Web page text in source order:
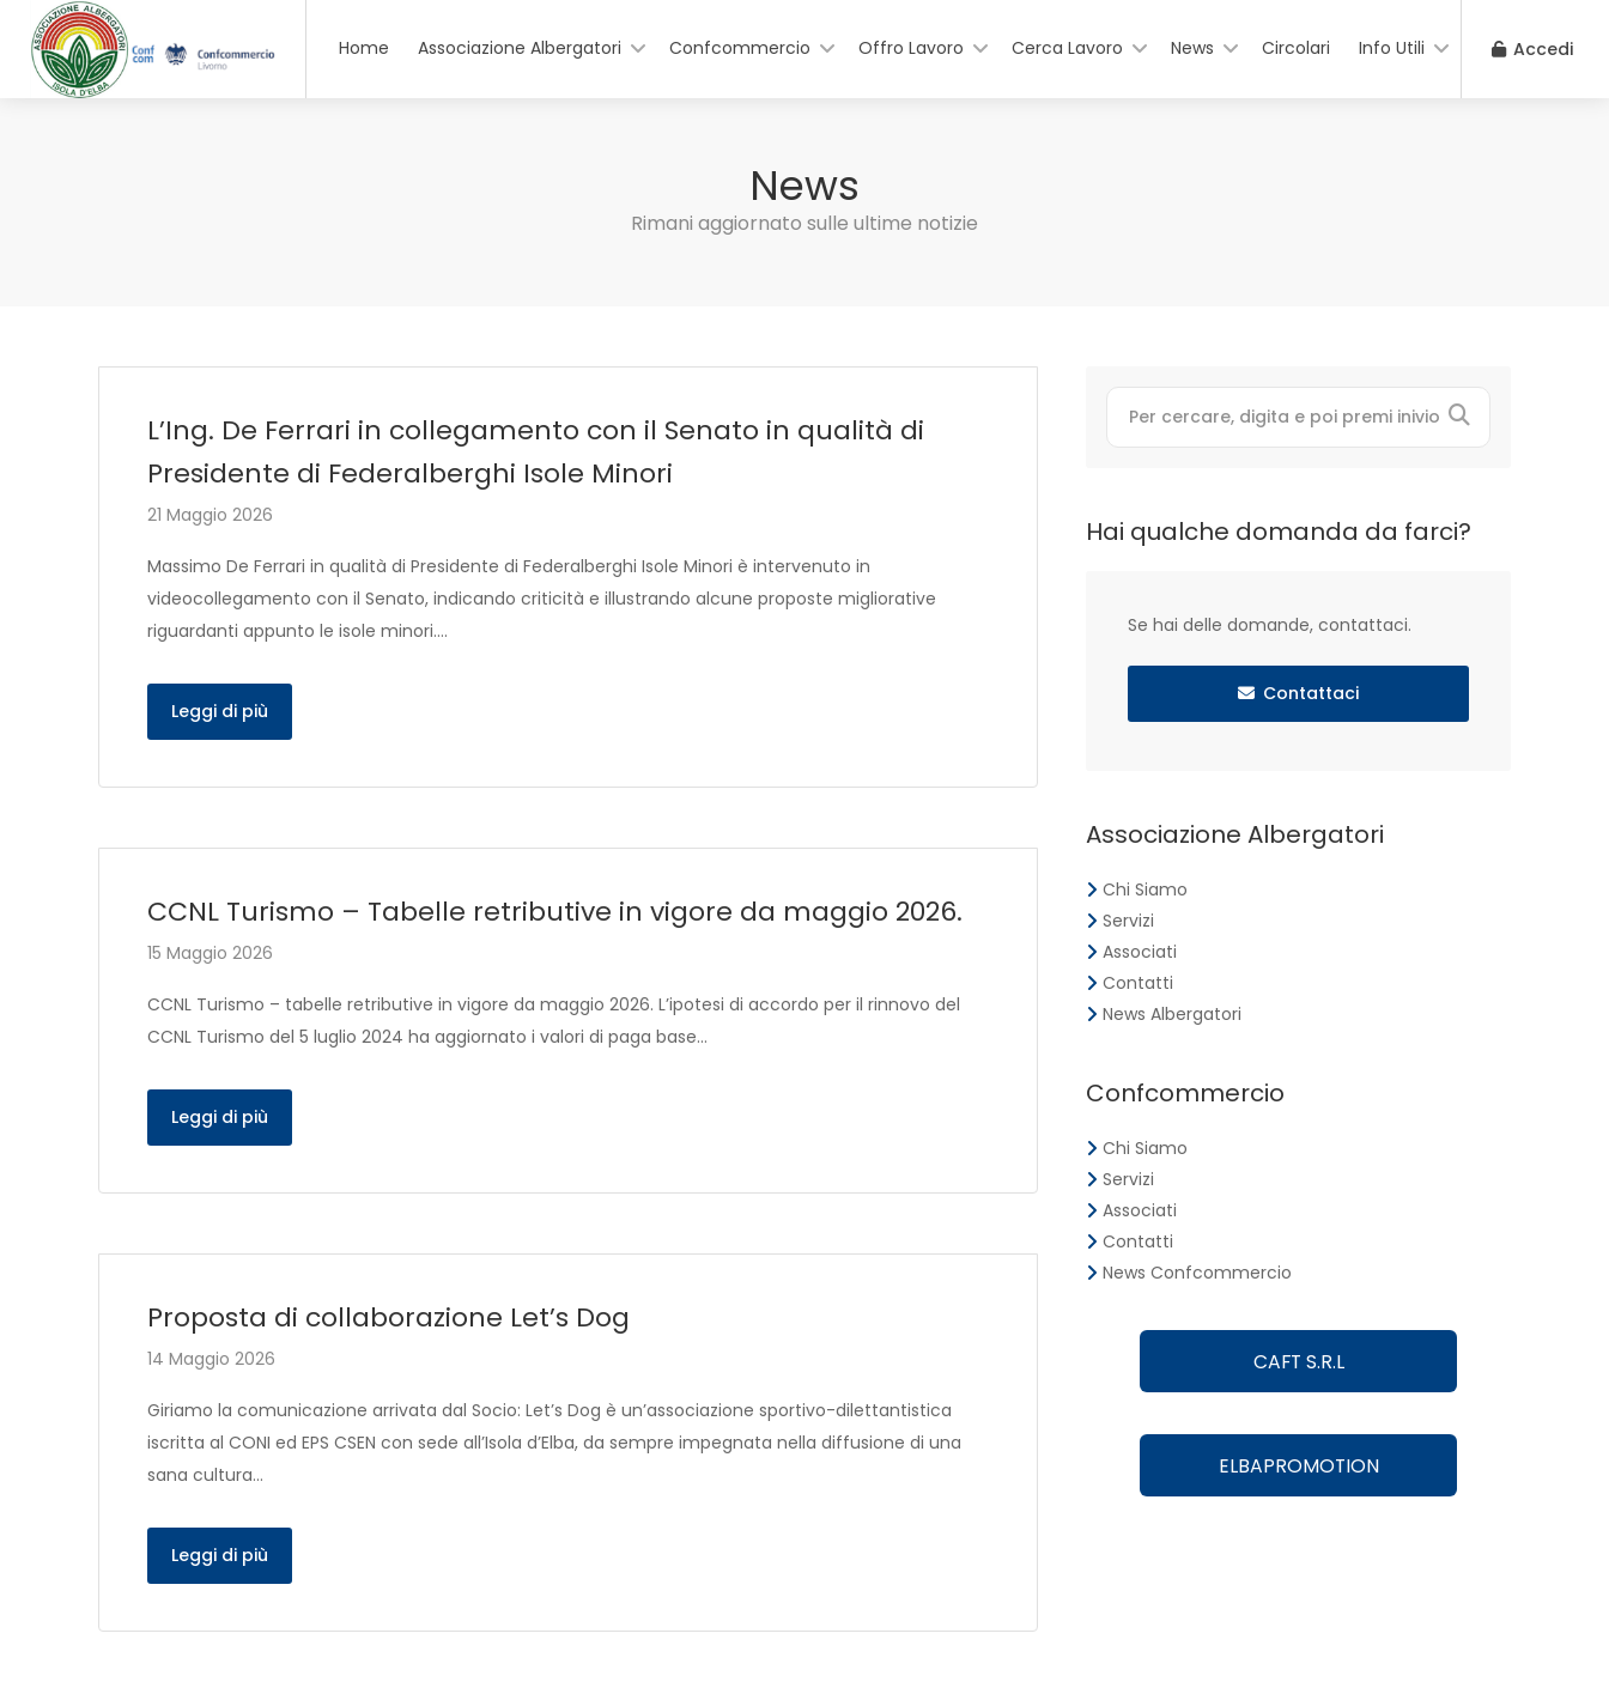
Home Associazione Albergatori Confcommercio Offro Lavoro Cerca Lavoro News Circolari Info Utili Accedi
News
Rimani aggiornato sulle ultime notizie
L’Ing. De Ferrari in collegamento con il Senato in qualità di
Presidente di Federalberghi Isole Minori
21 Maggio 2026
Massimo De Ferrari in qualità di Presidente di Federalberghi Isole Minori è intervenuto in
videocollegamento con il Senato, indicando criticità e illustrando alcune proposte migliorative
riguardanti appunto le isole minori….
Leggi di più
CCNL Turismo – Tabelle retributive in vigore da maggio 2026.
15 Maggio 2026
CCNL Turismo – tabelle retributive in vigore da maggio 2026. L’ipotesi di accordo per il rinnovo del
CCNL Turismo del 5 luglio 2024 ha aggiornato i valori di paga base…
Leggi di più
Proposta di collaborazione Let’s Dog
14 Maggio 2026
Giriamo la comunicazione arrivata dal Socio: Let’s Dog è un’associazione sportivo-dilettantistica
iscritta al CONI ed EPS CSEN con sede all’Isola d’Elba, da sempre impegnata nella diffusione di una
sana cultura…
Leggi di più
Hai qualche domanda da farci?
Se hai delle domande, contattaci.
Contattaci
Associazione Albergatori
Chi Siamo
Servizi
Associati
Contatti
News Albergatori
Confcommercio
Chi Siamo
Servizi
Associati
Contatti
News Confcommercio
CAFT S.R.L
ELBAPROMOTION